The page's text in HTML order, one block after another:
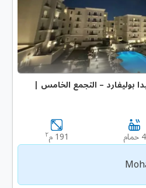
بوليفارد – التجمع الخامس |
4 حمام 191 م ٢